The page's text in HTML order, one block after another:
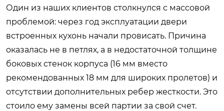
Один из наших клиентов столкнулся с массовой
проблемой: через год эксплуатации двери
встроенных кухонь начали провисать. Причина
оказалась не в петлях, а в недостаточной толщине
боковых стенок корпуса (16 мм вместо
рекомендованных 18 мм для широких пролетов) и
отсутствии дополнительных ребер жесткости. Это
стоило ему замены всей партии за свой счет.